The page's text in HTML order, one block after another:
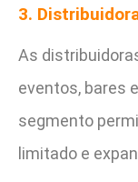
3.
As
eventos, bares
segmento
limitado e